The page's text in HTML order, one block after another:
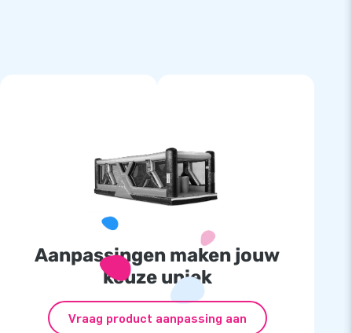
Aanpassingen maken jouw
keuze uniek
Vraag product aanpassing aan